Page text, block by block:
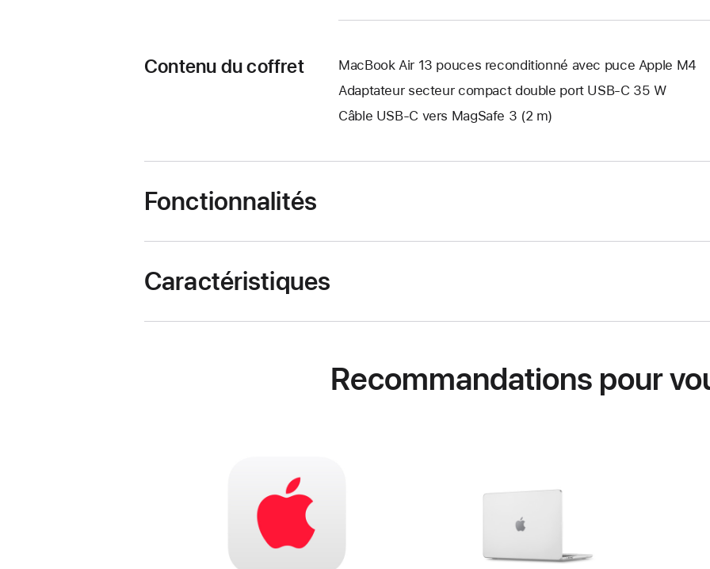
Contenu du coffret
MacBook Air 13 pouces reconditionné avec puce Apple M4
Adaptateur secteur compact double port USB-C 35 W
Câble USB-C vers MagSafe 3 (2 m)
Fonctionnalités
Caractéristiques
Recommandations pour